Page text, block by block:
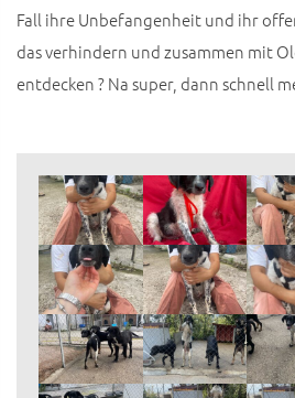
Fall ihre Unbefangenheit und ihr
das verhindern und zusammen mit
entdecken ? Na super, dann schnell